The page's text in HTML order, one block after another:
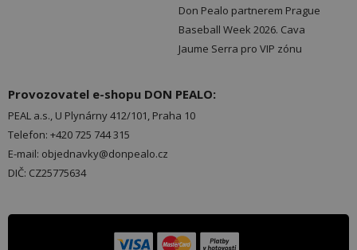
Don Pealo partnerem Prague
Baseball Week 2026. Cava
Jaume Serra pro VIP zónu
Provozovatel e-shopu DON PEALO:
PEAL a.s., U Plynárny 412/101, Praha 10
Telefon: +420 725 744 315
E-mail: objednavky@donpealo.cz
DIČ: CZ25775634